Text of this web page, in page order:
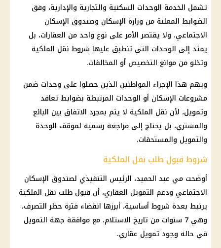
تشمل الخدمة الوحدات السكنية والتجارية والإدارية، وفق
الضوابط المعلنة من وزارة الإسكان وصندوق الإسكان
الاجتماعي. ولا يقتصر الأمر على نوع واحد من العقارات، بل
يمتد إلى الوحدات التي تنطبق عليها شروط نقل الملكية
وتخلو من موانع التخصيص أو المخالفات.
ويهم هذا الإجراء المواطنين الذين حصلوا على وحدات ضمن
مشروعات الإسكان أو الوحدات المرتبطة بضوابط تعاقد
وتمويل، لأن نقل الملكية لا يتم بمجرد الاتفاق بين البائع
والمشتري، بل يحتاج إلى مراجعة رسمية لموقف الوحدة
والتمويل والمستحقات.
شروط قبول طلب نقل الملكية
أوضحت مي عبد الحميد، الرئيس التنفيذي لصندوق الإسكان
الاجتماعي ودعم التمويل العقاري، أن قبول طلب نقل الملكية
يرتبط بعدة شروط أساسية، أبرزها انقضاء فترة حظر التصرف،
وهي 7 سنوات من تاريخ الاستلام، مع موافقة جهة التمويل
في حالة وجود تمويل عقاري.